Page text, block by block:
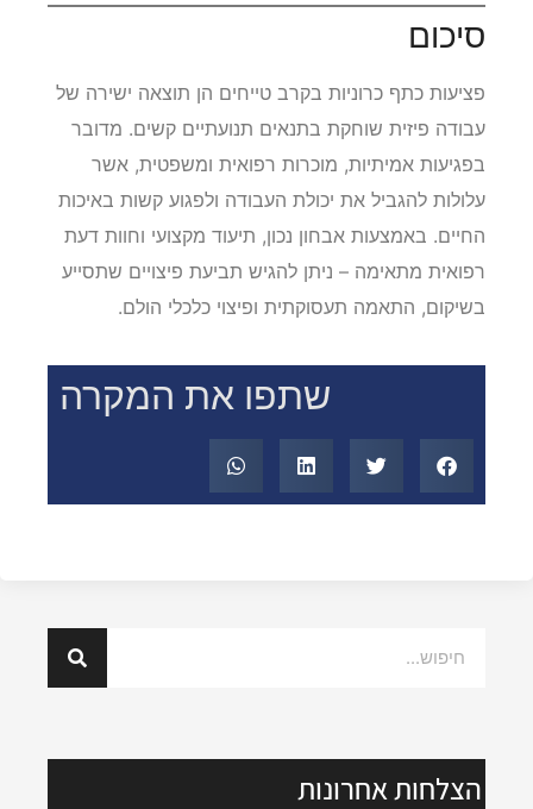
סיכום
פציעות כתף כרוניות בקרב טייחים הן תוצאה ישירה של
עבודה פיזית שוחקת בתנאים תנועתיים קשים. מדובר
בפגיעות אמיתיות, מוכרות רפואית ומשפטית, אשר
עלולות להגביל את יכולת העבודה ולפגוע קשות באיכות
החיים. באמצעות אבחון נכון, תיעוד מקצועי וחוות דעת
רפואית מתאימה – ניתן להגיש תביעת פיצויים שתסייע
בשיקום, התאמה תעסוקתית ופיצוי כלכלי הולם.
שתפו את המקרה
הצלחות אחרונות